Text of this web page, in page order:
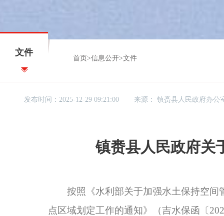
文件
首页 >信息公开>文件
发布时间：2025-12-29 09:21:00 来源：镇赉县人民政府办公
镇赉县人民政府关
按照《水利部关于加强水土保持空间
点区域划定工作的通知》（吉水保函〔